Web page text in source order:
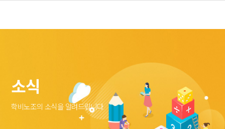
소식
학비노조의 소식을 알려드립니다.